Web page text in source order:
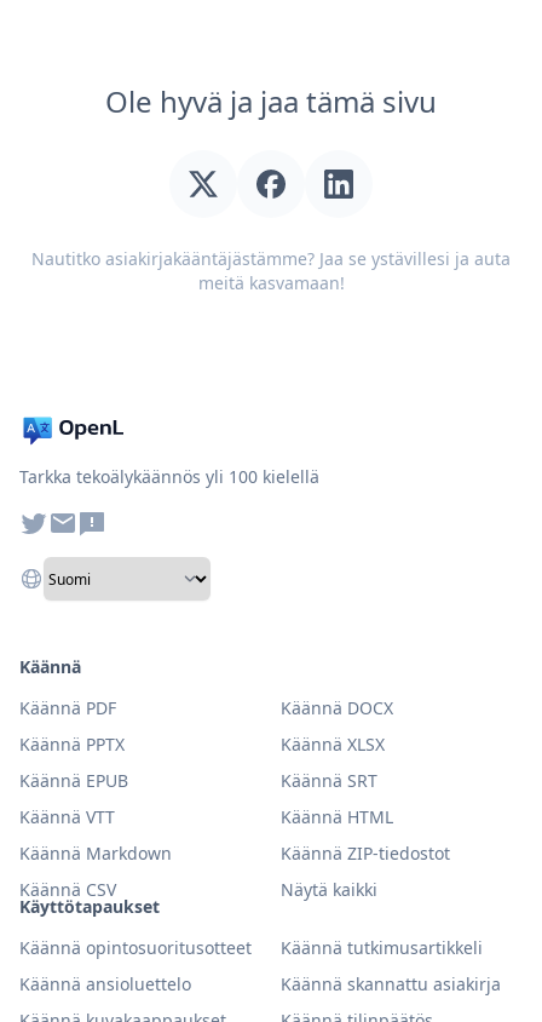
Ole hyvä ja jaa tämä sivu
Nautitko asiakirjakääntäjästämme? Jaa se ystävillesi ja auta
meitä kasvamaan!
Tarkka tekoälykäännös yli 100 kielellä
Käyttötapaukset
Käännä opintosuoritusotteet
Käännä tutkimusartikkeli
Käännä ansioluettelo
Käännä skannattu asiakirja
Käännä
Käännä PDF
Käännä DOCX
Käännä PPTX
Käännä XLSX
Käännä EPUB
Käännä SRT
Käännä VTT
Käännä HTML
Käännä Markdown
Käännä ZIP-tiedostot
Käännä CSV
Näytä kaikki